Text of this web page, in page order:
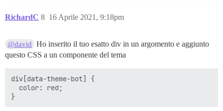
RichardC 16 Aprile 2021, 9:18pm
8
@david
Ho inserito il tuo esatto div in un argomento e aggiunto
questo CSS a un componente del tema
div[data-theme-bot] {
  color: red;